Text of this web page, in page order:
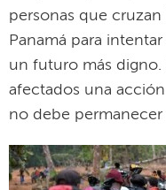
personas que
Panamá para
un futuro más digno.
afectados una
no debe permanecer